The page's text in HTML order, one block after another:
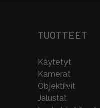
TUOTTEET
Käytetyt
Kamerat
Objektiivit
Jalustat